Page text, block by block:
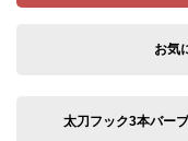
お気
太刀フック3本バー